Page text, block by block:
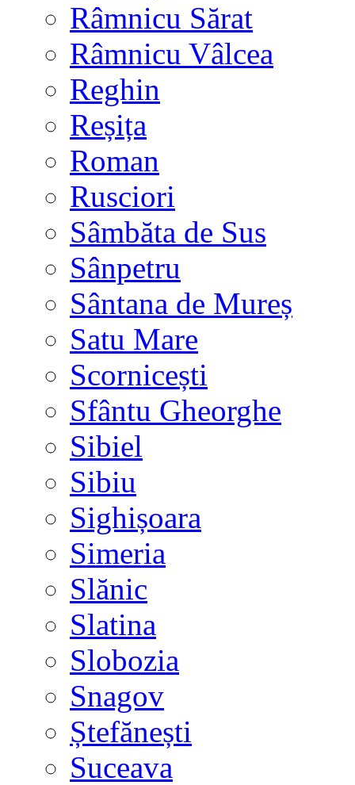
Râmnicu Sărat
Râmnicu Vâlcea
Reghin
Reșița
Roman
Rusciori
Sâmbăta de Sus
Sânpetru
Sântana de Mureș
Satu Mare
Scornicești
Sfântu Gheorghe
Sibiel
Sibiu
Sighișoara
Simeria
Slănic
Slatina
Slobozia
Snagov
Ștefănești
Suceava